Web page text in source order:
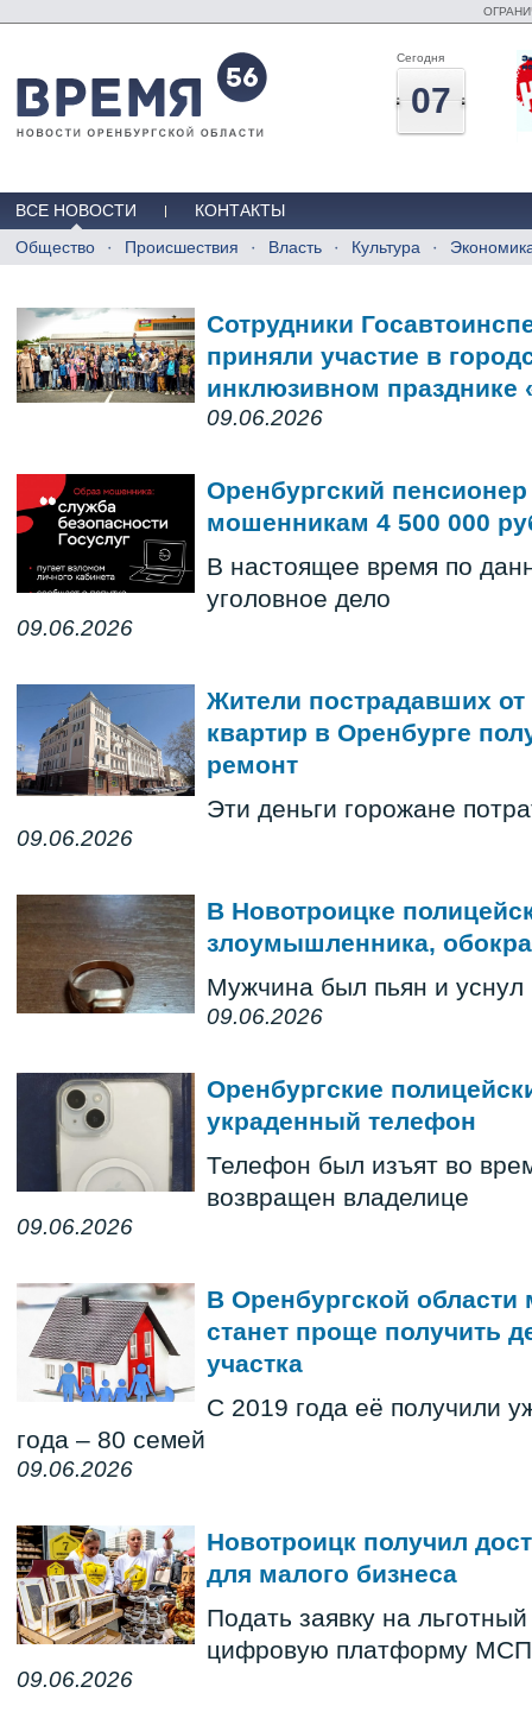
Сегодня
07
ВСЕ НОВОСТИ
КОНТАКТЫ
Общество
Происшествия Власть Культура
Сотрудники
приняли участие в
инклюзивном празднике
09.06.2026
Оренбургский
мошенникам 4 500 000
В настоящее время по
уголовное дело
09.06.2026
Жители пострадавших от
квартир в Оренбурге
ремонт
Эти деньги горожане
09.06.2026
В Новотроицке
злоумышленника,
Мужчина был пьян и уснул
09.06.2026
Оренбургские
украденный телефон
Телефон был изъят во
возвращен владелице
09.06.2026
В Оренбургской
станет проще получить
участка
С 2019 года её получили
года – 80 семей
09.06.2026
Новотроицк получил
для малого бизнеса
Подать заявку на
цифровую платформу
09.06.2026